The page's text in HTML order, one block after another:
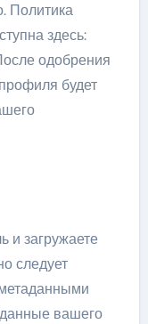
Политика
здесь:
одобрения
будет
и загружаете
следует
данные вашего